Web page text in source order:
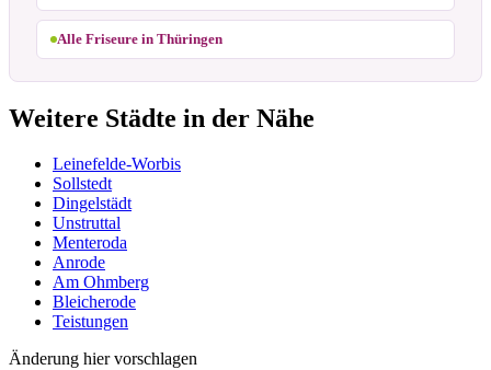
Alle Friseure in Thüringen
Weitere Städte in der Nähe
Leinefelde-Worbis
Sollstedt
Dingelstädt
Unstruttal
Menteroda
Anrode
Am Ohmberg
Bleicherode
Teistungen
Änderung hier vorschlagen